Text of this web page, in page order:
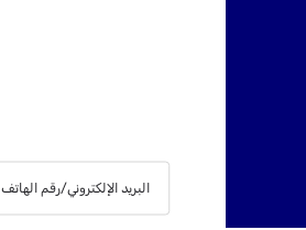
البريد الإلكتروني/رقم الهاتف